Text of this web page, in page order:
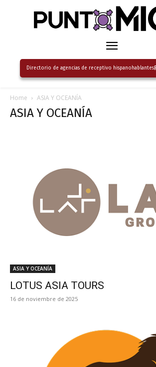
Directorio de agencias de receptivo hispanohablantes
Home ASIA Y OCEANÍA
ASIA Y OCEANÍA
ASIA Y OCEANÍA
LOTUS ASIA TOURS
16 de noviembre de 2025